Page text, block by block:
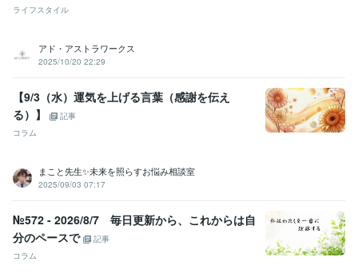
ライフスタイル
アド・アストラワークス
2025/10/20 22:29
【9/3（水）運気を上げる言葉（感謝を伝え
る）】
記事
コラム
まこと先生✨未来を照らすお悩み相談室
2025/09/03 07:17
№572 - 2026/8/7 毎日更新から、これからは自
分のペースで
記事
コラム